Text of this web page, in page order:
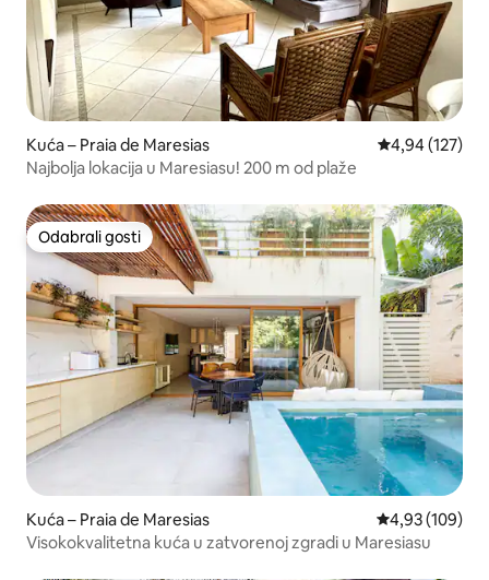
Kuća – Praia de Maresias Prosječna
4,94 (127)
Najbolja lokacija u Maresiasu! 200 m od plaže
Odabrali gosti
Odabrali gosti
Kuća – Praia de Maresias Prosječna
4,93 (109)
Visokokvalitetna kuća u zatvorenoj zgradi u Maresiasu